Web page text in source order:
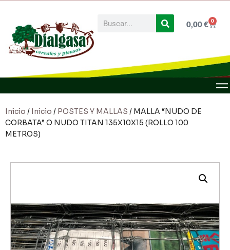
0,00€ 0
Inicio / Inicio / POSTES Y MALLAS / MALLA “NUDO DE
CORBATA” O NUDO TITAN 135X10X15 (ROLLO 100
METROS)